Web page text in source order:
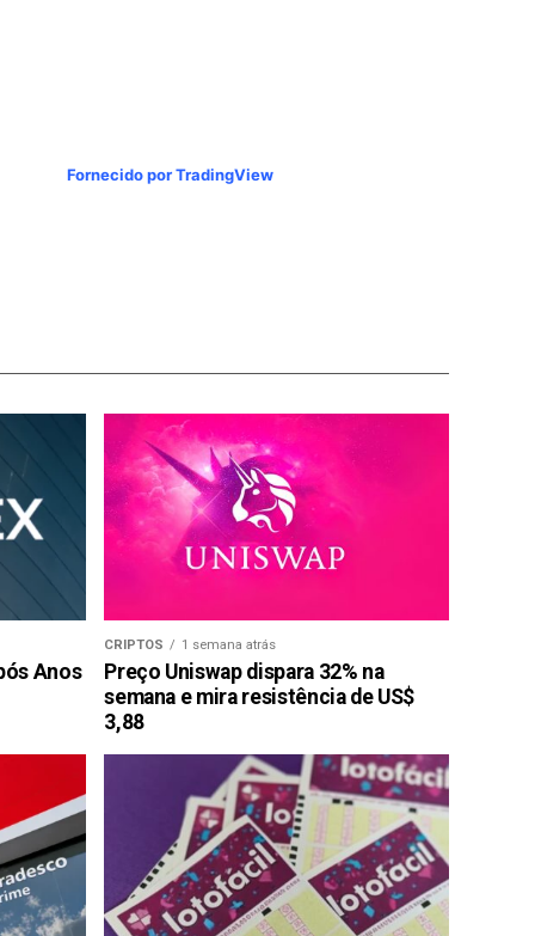
Fornecido por TradingView
Anos
CRIPTOS 1 semana atrás
Preço Uniswap dispara 32% na
semana e mira resistência de US$
3,88